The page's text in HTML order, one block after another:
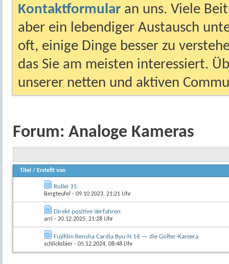
Kontaktformular an uns. Viele
aber ein lebendiger Austausch
oft, einige Dinge besser zu
das Sie am meisten interessiert.
unserer netten und aktiven
Forum: Analoge Kameras
Titel / Erstellt von
Rollei 35
Bergteufel - 09.10.2023, 21:21 Uhr
Direkt positive Verfahren
arri - 20.12.2025, 21:28 Uhr
Fujifilm Rensha Cardia Byu-N 16 — die Golfer-Kamera
schlicksbier - 05.12.2024, 08:48 Uhr